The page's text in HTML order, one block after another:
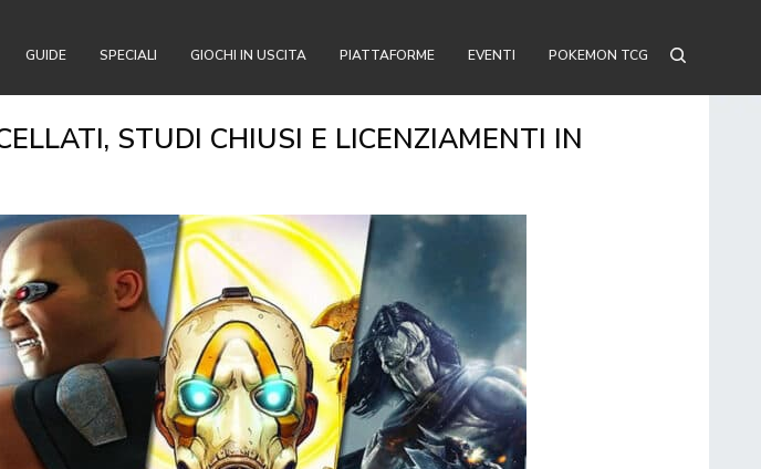
GUIDE SPECIALI GIOCHI IN USCITA PIATTAFORME EVENTI POKEMON TCG
STUDI CHIUSI E LICENZIAMENTI IN